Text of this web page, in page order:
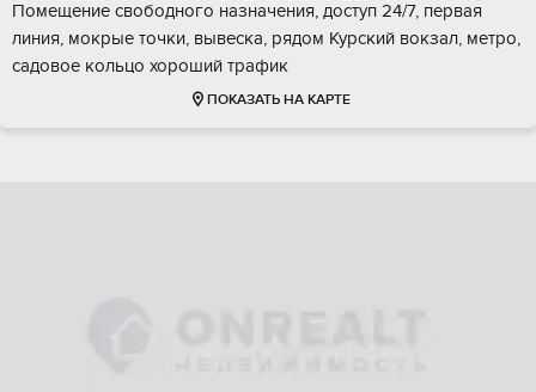
Помещение свободного назначения, доступ 24/7, первая
линия, мокрые точки, вывеска, рядом Курский вокзал, метро,
садовое кольцо хороший трафик
ПОКАЗАТЬ НА КАРТЕ